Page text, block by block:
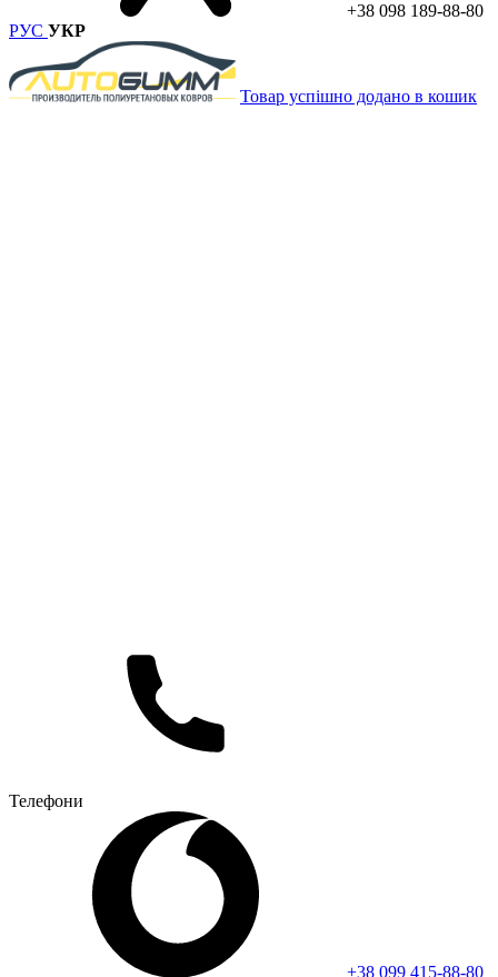
+38 098 189-88-80
РУС УКР
Товар успішно додано в кошик
Телефони
+38 099 415-88-80